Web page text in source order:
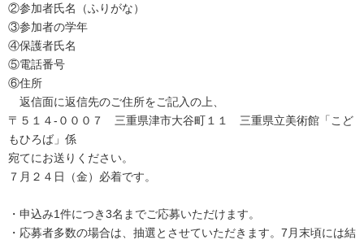
②参加者氏名（ふりがな）
③参加者の学年
④保護者氏名
⑤電話番号
⑥住所
返信面に返信先のご住所をご記入の上、
〒５１４-０００７ 三重県津市大谷町１１ 三重県立美術館「こど
もひろば」係
宛てにお送りください。
７月２４日（金）必着です。
・申込み1件につき3名までご応募いただけます。
・応募者多数の場合は、抽選とさせていただきます。7月末頃には結